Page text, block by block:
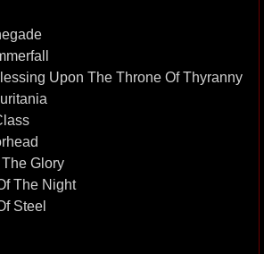
Upon The Throne Of Thyranny
Glory
The Night
Steel